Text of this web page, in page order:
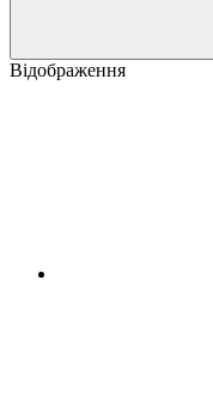
Відображення